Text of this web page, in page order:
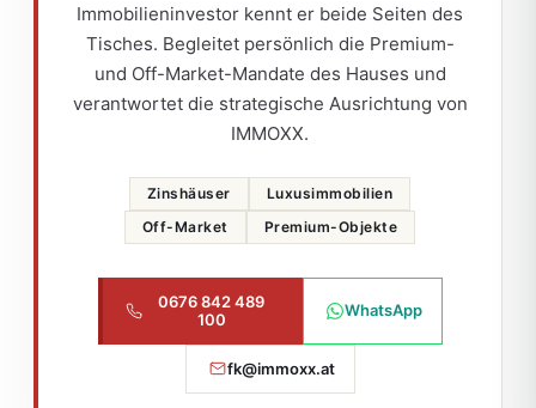
Immobilieninvestor kennt er beide Seiten des
Tisches. Begleitet persönlich die Premium-
und Off-Market-Mandate des Hauses und
verantwortet die strategische Ausrichtung von
IMMOXX.
Zinshäuser
Luxusimmobilien
Off-Market
Premium-Objekte
0676 842 489
100
WhatsApp
fk@immoxx.at